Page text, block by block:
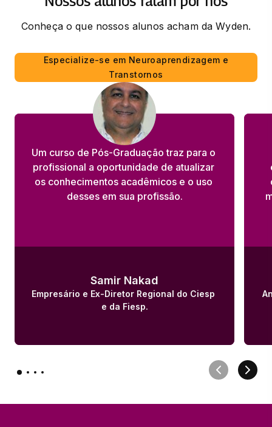
Conheça o que nossos alunos acham da Wyden.
Especialize-se em Neuroaprendizagem e
Transtornos
Um curso de Pós-Graduação traz para o
profissional a oportunidade de atualizar
os conhecimentos acadêmicos e o uso
desses em sua profissão.
Samir Nakad
Empresário e Ex-Diretor Regional do Ciesp
e da Fiesp.